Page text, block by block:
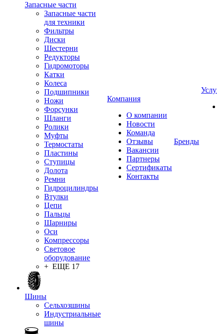
Запасные части
Запасные части
для техники
Фильтры
Диски
Шестерни
Редукторы
Гидромоторы
Катки
Колеса
Подшипники
Ножи
Форсунки
Шланги
Ролики
Муфты
Термостаты
Пластины
Ступицы
Долота
Ремни
Гидроцилиндры
Втулки
Цепи
Пальцы
Шарниры
Оси
Компрессоры
Световое
оборудование
+ ЕЩЕ 17
Шины
Сельхозшины
Индустриальные
шины
Компания
О компании
Новости
Команда
Отзывы
Вакансии
Партнеры
Сертификаты
Контакты
Бренды